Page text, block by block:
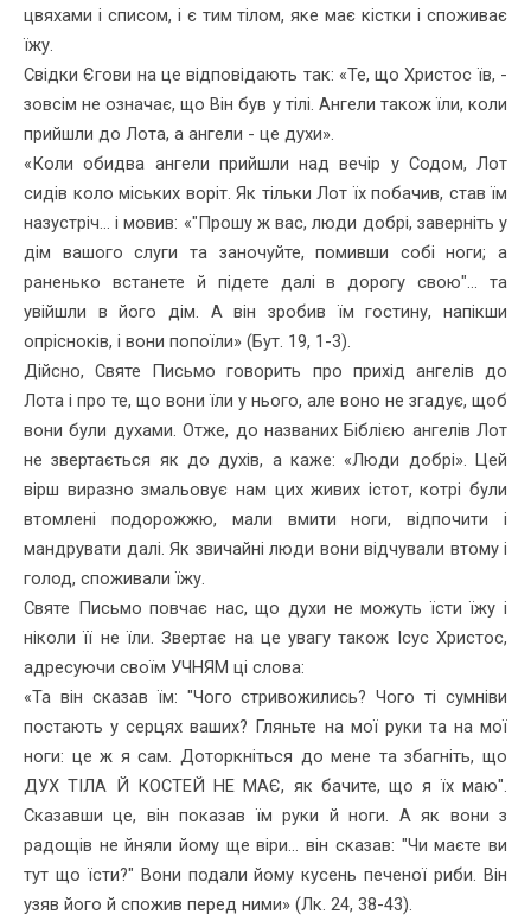
цвяхами і списом, і є тим тілом, яке має кістки і споживає
їжу.
Свідки Єгови на це відповідають так: «Те, що Христос їв, -
зовсім не означає, що Він був у тілі. Ангели також їли, коли
прийшли до Лота, а ангели - це духи».
«Коли обидва ангели прийшли над вечір у Содом, Лот
сидів коло міських воріт. Як тільки Лот їх побачив, став їм
назустріч... і мовив: «"Прошу ж вас, люди добрі, заверніть у
дім вашого слуги та заночуйте, помивши собі ноги; а
раненько встанете й підете далі в дорогу свою"... та
увійшли в його дім. А він зробив їм гостину, на­пікши
опрісноків, і вони попоїли» (Бут. 19, 1-3).
Дійсно, Святе Письмо говорить про прихід ангелів до
Лота і про те, що вони їли у нього, але воно не згадує, щоб
вони були духами. Отже, до названих Біблією ангелів Лот
не звертається як до духів, а каже: «Люди добрі». Цей
вірш виразно змальовує нам цих живих істот, котрі були
втомлені подорожжю, мали вмити ноги, відпочити і
мандрувати далі. Як звичайні люди вони відчували втому і
голод, споживали їжу.
Святе Письмо повчає нас, що духи не можуть їсти їжу і
ніколи її не їли. Звертає на це увагу також Ісус Христос,
адресуючи своїм УЧНЯМ ці слова:
«Та він сказав їм: "Чого стривожились? Чого ті сумніви
пос­тають у серцях ваших? Гляньте на мої руки та на мої
ноги: це ж я сам. Доторкніться до мене та збагніть, що
ДУХ ТІЛА Й КОСТЕЙ НЕ МАЄ, як бачите, що я їх маю".
Сказавши це, він показав їм руки й ноги. А як вони з
радощів не йняли йому ще віри... він сказав: "Чи маєте ви
тут що їсти?" Вони подали йому кусень печеної риби. Він
узяв його й спожив перед ними» (Лк. 24, 38-43).